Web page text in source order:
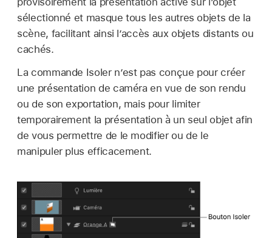
sélectionné et masque tous les autres objets de la
scène, facilitant ainsi l’accès aux objets distants ou
cachés.
La commande Isoler n’est pas conçue pour créer
une présentation de caméra en vue de son rendu
ou de son exportation, mais pour limiter
temporairement la présentation à un seul objet afin
de vous permettre de le modifier ou de le
manipuler plus efficacement.